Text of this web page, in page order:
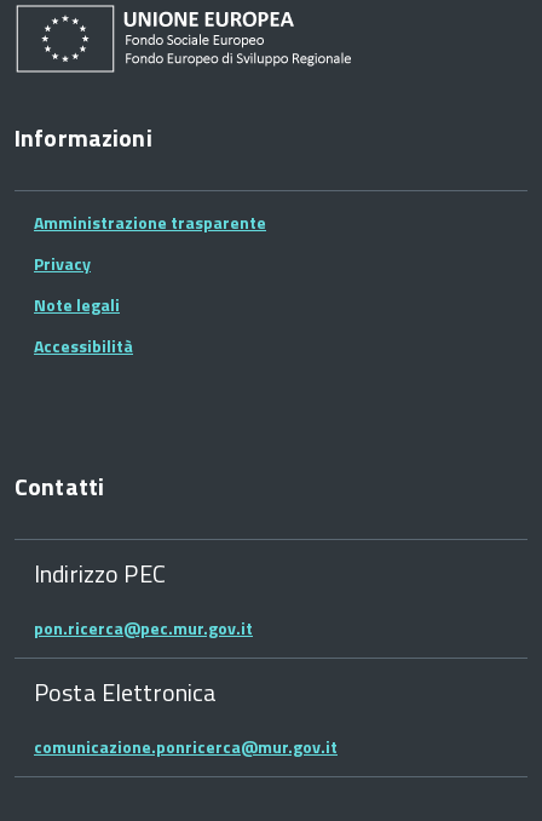
Informazioni
Amministrazione trasparente
Privacy
Note legali
Accessibilità
Contatti
Indirizzo PEC
pon.ricerca@pec.mur.gov.it
Posta Elettronica
comunicazione.ponricerca@mur.gov.it